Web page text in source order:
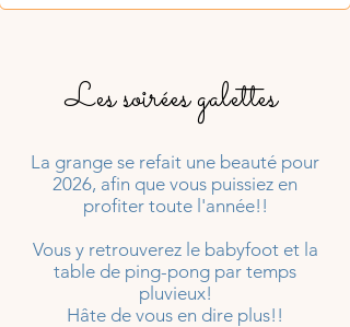
Les soirées galettes
La grange se refait une beauté pour
2026, afin que vous puissiez en
profiter toute l'année!!
Vous y retrouverez le babyfoot et la
table de ping-pong par temps
pluvieux!
Hâte de vous en dire plus!!